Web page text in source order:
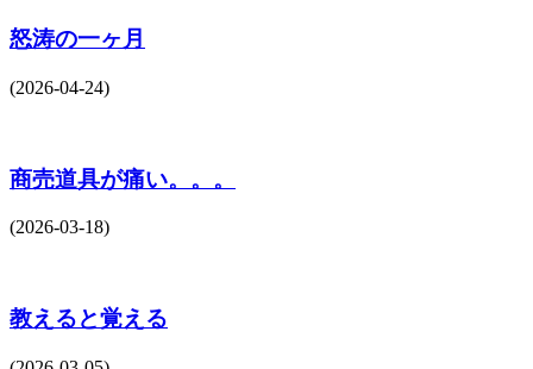
怒涛の一ヶ月
(2026-04-24)
商売道具が痛い。。。
(2026-03-18)
教えると覚える